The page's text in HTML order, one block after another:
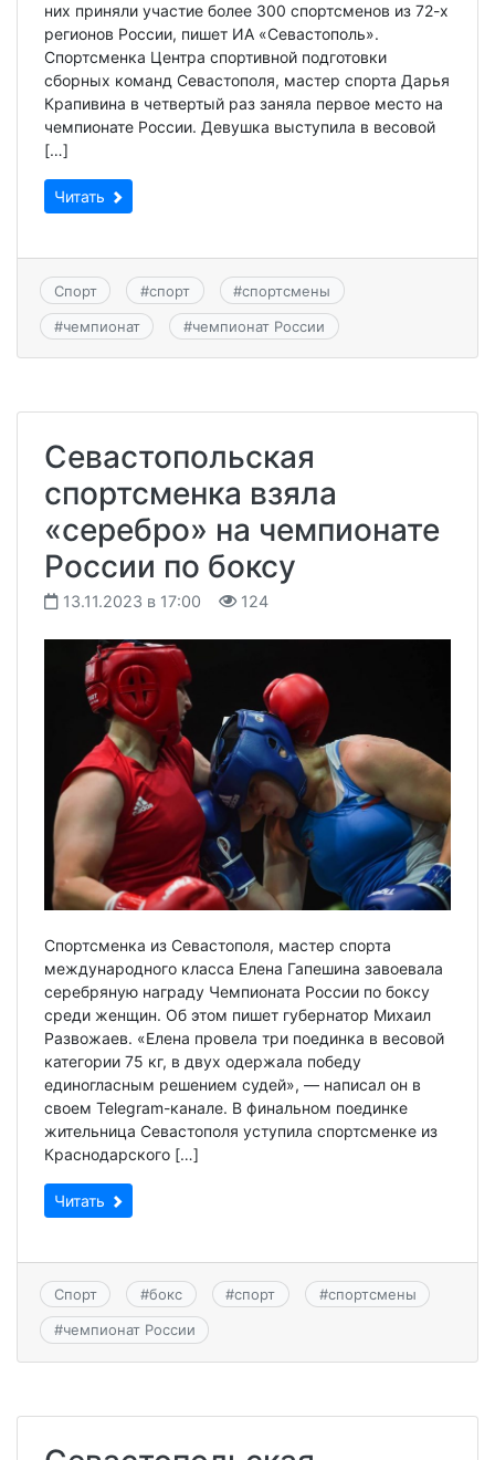
них приняли участие более 300 спортсменов из 72-х
регионов России, пишет ИА «Севастополь».
Спортсменка Центра спортивной подготовки
сборных команд Севастополя, мастер спорта Дарья
Крапивина в четвертый раз заняла первое место на
чемпионате России. Девушка выступила в весовой
[…]
Читать
Спорт #спорт #спортсмены
#чемпионат #чемпионат России
Севастопольская
спортсменка взяла
«серебро» на чемпионате
России по боксу
13.11.2023 в 17:00 124
Спортсменка из Севастополя, мастер спорта
международного класса Елена Гапешина завоевала
серебряную награду Чемпионата России по боксу
среди женщин. Об этом пишет губернатор Михаил
Развожаев. «Елена провела три поединка в весовой
категории 75 кг, в двух одержала победу
единогласным решением судей», — написал он в
своем Telegram-канале. В финальном поединке
жительница Севастополя уступила спортсменке из
Краснодарского […]
Читать
Спорт #бокс #спорт #спортсмены
#чемпионат России